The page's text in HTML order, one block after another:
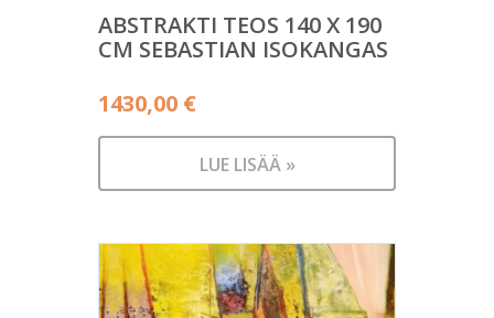
ABSTRAKTI TEOS 140 X 190
CM SEBASTIAN ISOKANGAS
1430,00 €
LUE LISÄÄ »